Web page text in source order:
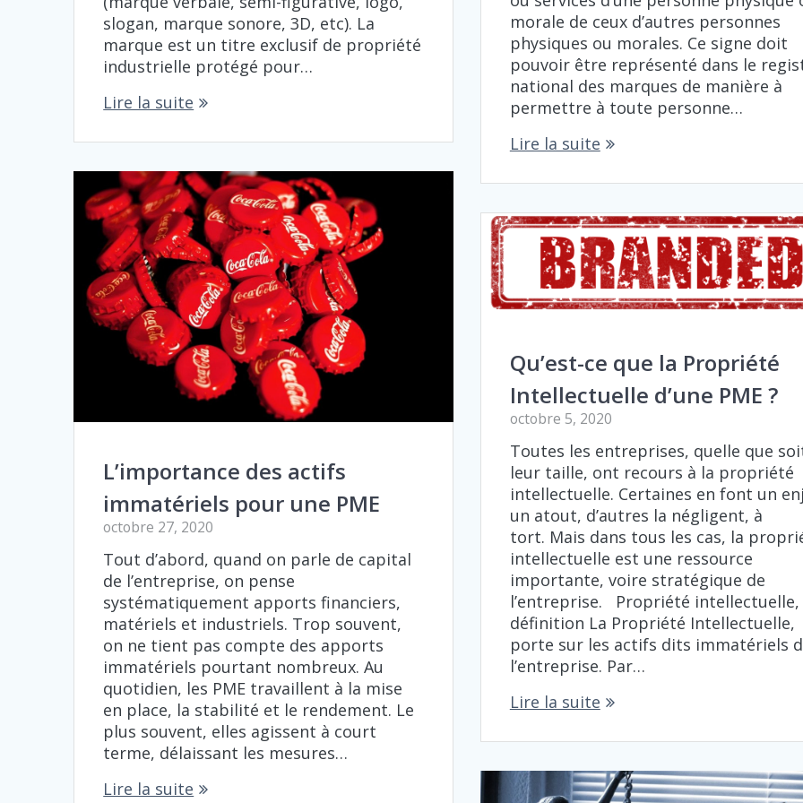
slogan, marque sonore, 3D, etc). La
marque est un titre exclusif de propriété
industrielle protégé pour…
Lire la suite
morale de ceux d’autres personnes
physiques ou morales. Ce signe doit
pouvoir être représenté dans le
national des marques de manière à
permettre à toute personne…
Lire la suite
L’importance des actifs
immatériels pour une PME
octobre 27, 2020
Tout d’abord, quand on parle de capital
de l’entreprise, on pense
systématiquement apports financiers,
matériels et industriels. Trop souvent,
on ne tient pas compte des apports
immatériels pourtant nombreux. Au
quotidien, les PME travaillent à la mise
en place, la stabilité et le rendement. Le
plus souvent, elles agissent à court
terme, délaissant les mesures…
Lire la suite
Qu’est-ce que la Propriété
Intellectuelle d’une PME ?
octobre 5, 2020
Toutes les entreprises, quelle que
leur taille, ont recours à la propriété
intellectuelle. Certaines en font un
un atout, d’autres la négligent, à
tort. Mais dans tous les cas, la
intellectuelle est une ressource
importante, voire stratégique de
l’entreprise. Propriété intellectuelle,
définition La Propriété Intellectuelle,
porte sur les actifs dits immatériels
l’entreprise. Par…
Lire la suite